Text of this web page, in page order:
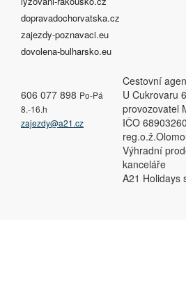
dopravadochorvatska.cz
zajezdy-poznavaci.eu
dovolena-bulharsko.eu
606 077 898 Po-Pá
8.-16.h
zajezdy@a21.cz
Cestovní
U Cukrovaru
provozovatel
IČO
Výhradní
kanceláře
A21 Holidays